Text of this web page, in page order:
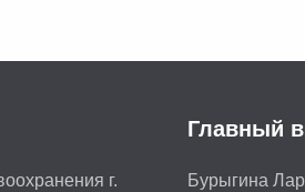
г.
Главный
Бурыгина